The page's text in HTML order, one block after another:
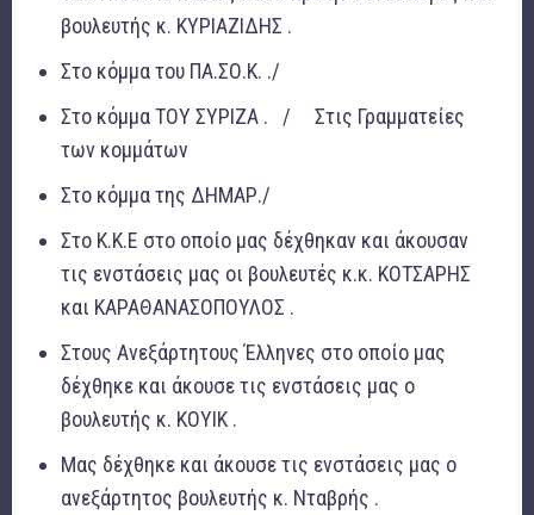
βουλευτής κ. ΚΥΡΙΑΖΙΔΗΣ .
Στο κόμμα του ΠΑ.ΣΟ.Κ. ./
Στο κόμμα ΤΟΥ ΣΥΡΙΖΑ . / Στις Γραμματείες
των κομμάτων
Στο κόμμα της ΔΗΜΑΡ./
Στο Κ.Κ.Ε στο οποίο μας δέχθηκαν και άκουσαν
τις ενστάσεις μας οι βουλευτές κ.κ. ΚΟΤΣΑΡΗΣ
και ΚΑΡΑΘΑΝΑΣΟΠΟΥΛΟΣ .
Στους Ανεξάρτητους Έλληνες στο οποίο μας
δέχθηκε και άκουσε τις ενστάσεις μας ο
βουλευτής κ. ΚΟΥΙΚ .
Μας δέχθηκε και άκουσε τις ενστάσεις μας ο
ανεξάρτητος βουλευτής κ. Νταβρής .